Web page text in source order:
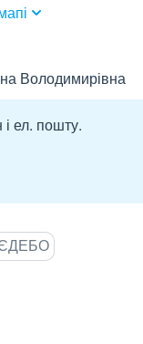
Володимирівна
ел. пошту.
ЄДЕБО